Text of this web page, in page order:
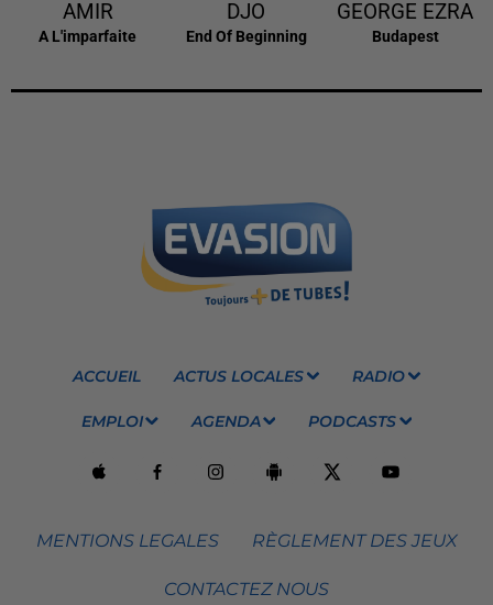
AMIR
A L'imparfaite
DJO
End Of Beginning
GEORGE EZRA
Budapest
ACCUEIL ACTUS LOCALES RADIO
EMPLOI AGENDA PODCASTS
MENTIONS LEGALES RÈGLEMENT DES JEUX
CONTACTEZ NOUS